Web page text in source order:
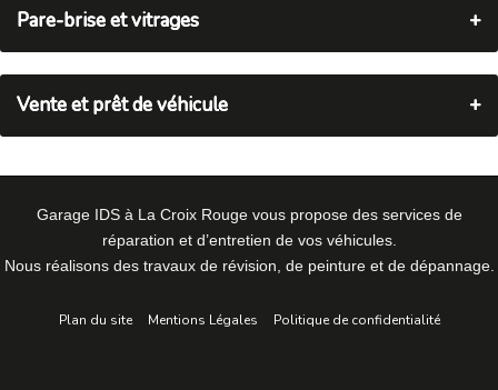
Pare-brise et vitrages
Vente et prêt de véhicule
Garage IDS à La Croix Rouge vous propose des services de
réparation et d’entretien de vos véhicules.
Nous réalisons des travaux de révision, de peinture et de dépannage.
Plan du site Mentions Légales Politique de confidentialité